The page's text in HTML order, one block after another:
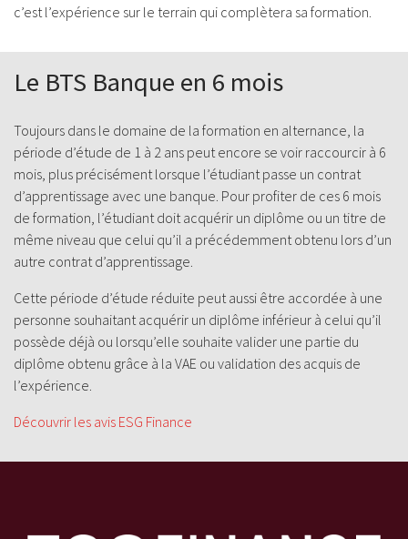
c’est l’expérience sur le terrain qui complètera sa formation.
Le BTS Banque en 6 mois
Toujours dans le domaine de la formation en alternance, la
période d’étude de 1 à 2 ans peut encore se voir raccourcir à 6
mois, plus précisément lorsque l’étudiant passe un contrat
d’apprentissage avec une banque. Pour profiter de ces 6 mois
de formation, l’étudiant doit acquérir un diplôme ou un titre de
même niveau que celui qu’il a précédemment obtenu lors d’un
autre contrat d’apprentissage.
Cette période d’étude réduite peut aussi être accordée à une
personne souhaitant acquérir un diplôme inférieur à celui qu’il
possède déjà ou lorsqu’elle souhaite valider une partie du
diplôme obtenu grâce à la VAE ou validation des acquis de
l’expérience.
Découvrir les avis ESG Finance